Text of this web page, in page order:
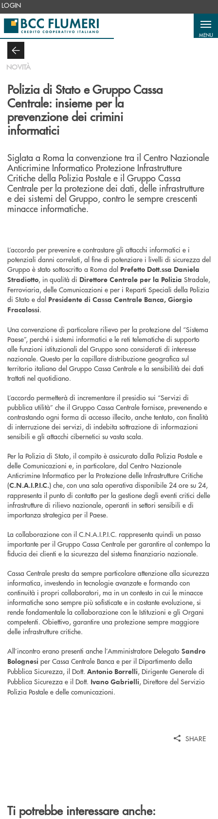
Salta al contenuto principale
LOGIN
MENU
NOVITÀ
Polizia di Stato e Gruppo Cassa
Centrale: insieme per la
prevenzione dei crimini
informatici
Siglata a Roma la convenzione tra il Centro Nazionale
Anticrimine Informatico Protezione Infrastrutture
Critiche della Polizia Postale e il Gruppo Cassa
Centrale per la protezione dei dati, delle infrastrutture
e dei sistemi del Gruppo, contro le sempre crescenti
minacce informatiche.
L’accordo per prevenire e contrastare gli attacchi informatici e i
potenziali danni correlati, al fine di potenziare i livelli di sicurezza del
Gruppo è stato sottoscritto a Roma dal Prefetto Dott.ssa Daniela
Stradiotto, in qualità di Direttore Centrale per la Polizia Stradale,
Ferroviaria, delle Comunicazioni e per i Reparti Speciali della Polizia
di Stato e dal Presidente di Cassa Centrale Banca, Giorgio
Fracalossi.
Una convenzione di particolare rilievo per la protezione del “Sistema
Paese”, perché i sistemi informatici e le reti telematiche di supporto
alle funzioni istituzionali del Gruppo sono considerati di interesse
nazionale. Questo per la capillare distribuzione geografica sul
territorio italiano del Gruppo Cassa Centrale e la sensibilità dei dati
trattati nel quotidiano.
L’accordo permetterà di incrementare il presidio sui “Servizi di
pubblica utilità” che il Gruppo Cassa Centrale fornisce, prevenendo e
contrastando ogni forma di accesso illecito, anche tentato, con finalità
di interruzione dei servizi, di indebita sottrazione di informazioni
sensibili e gli attacchi cibernetici su vasta scala.
Per la Polizia di Stato, il compito è assicurato dalla Polizia Postale e
delle Comunicazioni e, in particolare, dal Centro Nazionale
Anticrimine Informatico per la Protezione delle Infrastrutture Critiche
(C.N.A.I.P.I.C.) che, con una sala operativa disponibile 24 ore su 24,
rappresenta il punto di contatto per la gestione degli eventi critici delle
infrastrutture di rilievo nazionale, operanti in settori sensibili e di
importanza strategica per il Paese.
La collaborazione con il C.N.A.I.P.I.C. rappresenta quindi un passo
importante per il Gruppo Cassa Centrale per garantire al contempo la
fiducia dei clienti e la sicurezza del sistema finanziario nazionale.
Cassa Centrale presta da sempre particolare attenzione alla sicurezza
informatica, investendo in tecnologie avanzate e formando con
continuità i propri collaboratori, ma in un contesto in cui le minacce
informatiche sono sempre più sofisticate e in costante evoluzione, si
rende fondamentale la collaborazione con le Istituzioni e gli Organi
competenti. Obiettivo, garantire una protezione sempre maggiore
delle infrastrutture critiche.
All’incontro erano presenti anche l’Amministratore Delegato Sandro
Bolognesi per Cassa Centrale Banca e per il Dipartimento della
Pubblica Sicurezza, il Dott. Antonio Borrelli, Dirigente Generale di
Pubblica Sicurezza e il Dott. Ivano Gabrielli, Direttore del Servizio
Polizia Postale e delle comunicazioni.
SHARE
Ti potrebbe interessare anche: